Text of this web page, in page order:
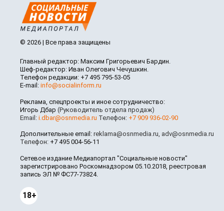
© 2026 | Все права защищены
Главный редактор: Максим Григорьевич Бардин.
Шеф-редактор: Иван Олегович Чечушкин.
Телефон редакции: +7 495 795-53-05
E-mail: info@socialinform.ru
Реклама, спецпроекты и иное сотрудничество:
Игорь Дбар (Руководитель отдела продаж)
Email: i.dbar@osnmedia.ru Телефон: +7 909 936-02-90
Дополнительные email: reklama@osnmedia.ru adv@osnmedia.ru
Телефон: +7 495 004-56-11
Сетевое издание Медиапортал "Социальные новости"
зарегистрировано Роскомнадзором 05.10.2018, реестровая
запись ЭЛ № ФС77-73824.
18+